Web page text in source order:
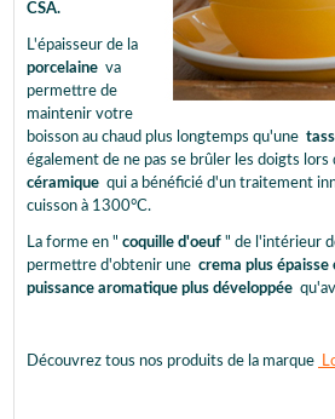
CSA.
L'épaisseur de la
porcelaine va
permettre de
maintenir votre
boisson au chaud plus longtemps qu'une
également de ne pas se brûler les doigts lors
céramique qui a bénéficié d'un traitement
cuisson à 1300°C.
La forme en " coquille d'oeuf " de l'intérieur
permettre d'obtenir une crema plus
puissance aromatique plus développée
Découvrez tous nos produits de la marque